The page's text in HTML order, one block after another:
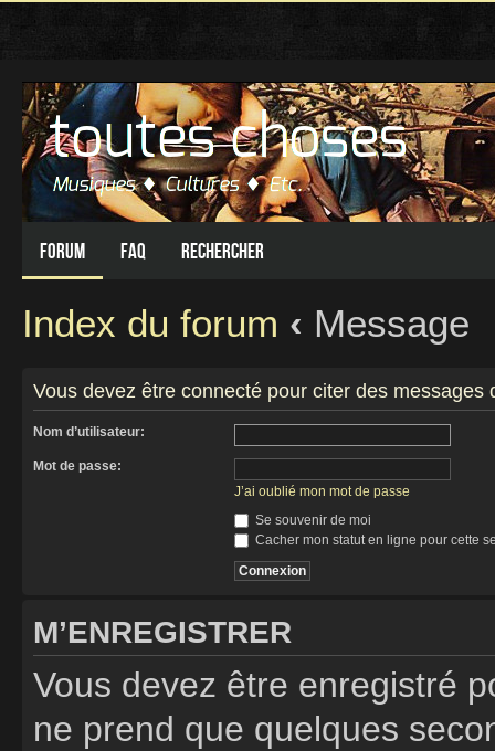
Forum FAQ Rechercher
Index du forum ‹ Message
Vous devez être connecté pour citer des messages
Nom d’utilisateur:
Mot de passe:
J’ai oublié mon mot de passe
Se souvenir de moi
Cacher mon statut en ligne pour cette
M’ENREGISTRER
Vous devez être enregistré
ne prend que quelques